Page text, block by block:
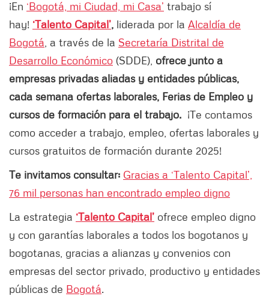
¡En ‘Bogotá, mi Ciudad, mi Casa’ trabajo sí
hay! ‘Talento Capital’, liderada por la Alcaldía de
Bogotá , a través de la Secretaría Distrital de
Desarrollo Económico (SDDE), ofrece junto a
empresas privadas aliadas y entidades públicas,
cada semana ofertas laborales, Ferias de Empleo y
cursos de formación para el trabajo. ¡Te contamos
como acceder a trabajo, empleo, ofertas laborales y
cursos gratuitos de formación durante 2025!
Te invitamos consultar: Gracias a ‘Talento Capital’,
76 mil personas han encontrado empleo digno
La estrategia ‘Talento Capital’ ofrece empleo digno
y con garantías laborales a todos los bogotanos y
bogotanas, gracias a alianzas y convenios con
empresas del sector privado, productivo y entidades
públicas de Bogotá.